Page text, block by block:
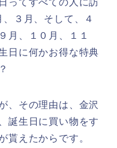
３月、そして、４
月、１０月、１１
日に何かお得な特典
、その理由は、金沢
誕生日に買い物をす
貰えたからです。